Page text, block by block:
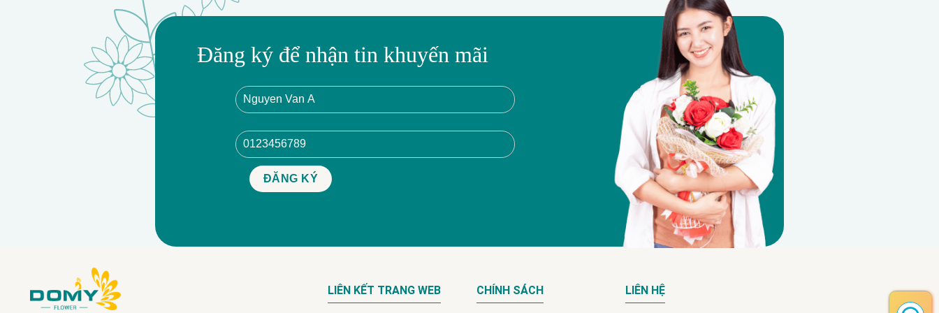
Đăng ký để nhận tin khuyến mãi
LIÊN KẾT TRANG WEB CHÍNH SÁCH LIÊN HỆ